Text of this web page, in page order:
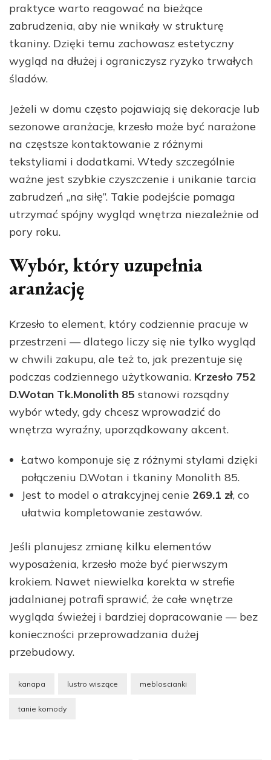
praktyce warto reagować na bieżące
zabrudzenia, aby nie wnikały w strukturę
tkaniny. Dzięki temu zachowasz estetyczny
wygląd na dłużej i ograniczysz ryzyko trwałych
śladów.
Jeżeli w domu często pojawiają się dekoracje lub
sezonowe aranżacje, krzesło może być narażone
na częstsze kontaktowanie z różnymi
tekstyliami i dodatkami. Wtedy szczególnie
ważne jest szybkie czyszczenie i unikanie tarcia
zabrudzeń „na siłę”. Takie podejście pomaga
utrzymać spójny wygląd wnętrza niezależnie od
pory roku.
Wybór, który uzupełnia
aranżację
Krzesło to element, który codziennie pracuje w
przestrzeni — dlatego liczy się nie tylko wygląd
w chwili zakupu, ale też to, jak prezentuje się
podczas codziennego użytkowania. Krzesło 752
D.Wotan Tk.Monolith 85 stanowi rozsądny
wybór wtedy, gdy chcesz wprowadzić do
wnętrza wyraźny, uporządkowany akcent.
Łatwo komponuje się z różnymi stylami dzięki
połączeniu D.Wotan i tkaniny Monolith 85.
Jest to model o atrakcyjnej cenie 269.1 zł, co
ułatwia kompletowanie zestawów.
Jeśli planujesz zmianę kilku elementów
wyposażenia, krzesło może być pierwszym
krokiem. Nawet niewielka korekta w strefie
jadalnianej potrafi sprawić, że całe wnętrze
wygląda świeżej i bardziej dopracowanie — bez
konieczności przeprowadzania dużej
przebudowy.
kanapa lustro wiszące mebloscianki
tanie komody